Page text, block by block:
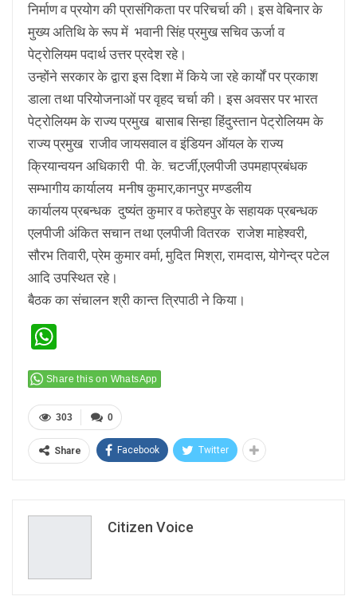
निर्माण व प्रयोग की प्रासंगिकता पर परिचर्चा की। इस वेबिनार के
मुख्य अतिथि के रूप में भवानी सिंह प्रमुख सचिव ऊर्जा व
पेट्रोलियम पदार्थ उत्तर प्रदेश रहे।
उन्होंने सरकार के द्वारा इस दिशा में किये जा रहे कार्यों पर प्रकाश
डाला तथा परियोजनाओं पर वृहद चर्चा की। इस अवसर पर भारत
पेट्रोलियम के राज्य प्रमुख बासाब सिन्हा हिंदुस्तान पेट्रोलियम के
राज्य प्रमुख राजीव जायसवाल व इंडियन ऑयल के राज्य
क्रियान्वयन अधिकारी पी. के. चटर्जी,एलपीजी उपमहाप्रबंधक
सम्भागीय कार्यालय मनीष कुमार,कानपुर मण्डलीय
कार्यालय प्रबन्धक दुष्यंत कुमार व फतेहपुर के सहायक प्रबन्धक
एलपीजी अंकित सचान तथा एलपीजी वितरक राजेश माहेश्वरी,
सौरभ तिवारी, प्रेम कुमार वर्मा, मुदित मिश्रा, रामदास, योगेन्द्र पटेल
आदि उपस्थित रहे।
बैठक का संचालन श्री कान्त त्रिपाठी ने किया।
Share this on WhatsApp
0
303
Share Facebook Twitter
Citizen Voice